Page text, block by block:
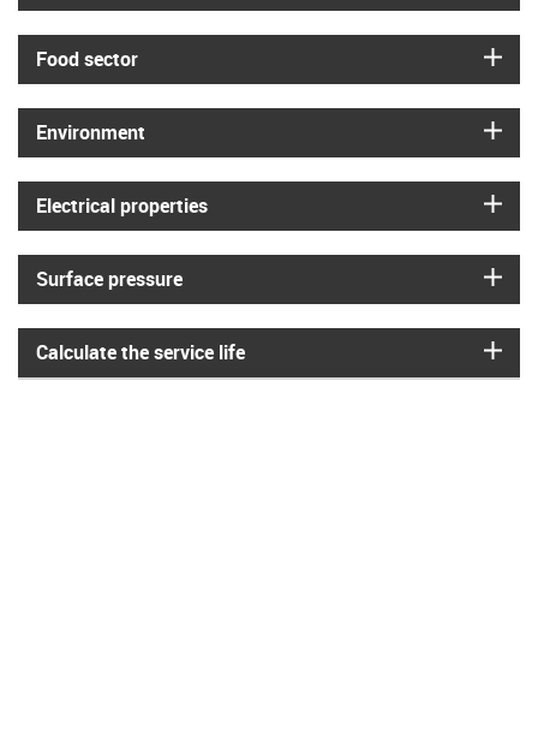
Food sector
Environment
Electrical properties
Surface pressure
Calculate the service life